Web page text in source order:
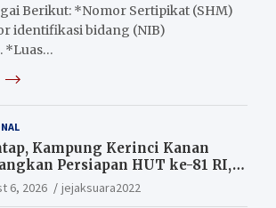
Berikut: *Nomor Sertipikat (SHM)
identifikasi bidang (NIB)
*Luas…
Kampung Kerinci Kanan
Persiapan HUT ke-81 RI,
yang ikut Upacara
Raih Hadiah
6, 2026 jejaksuara2022